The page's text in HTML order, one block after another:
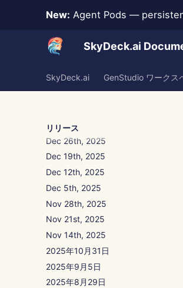
New: Agent Pods —
SkyDeck.ai
SkyDeck.ai GenStudio ワークス
リリース
Jan 23rd, 2026
Jan 16th, 2026
Jan 2nd, 2026
Dec 26th, 2025
Dec 19th, 2025
Dec 12th, 2025
Dec 5th, 2025
Nov 28th, 2025
Nov 21st, 2025
Nov 14th, 2025
2025年10月31日
2025年9月5日
2025年8月29日